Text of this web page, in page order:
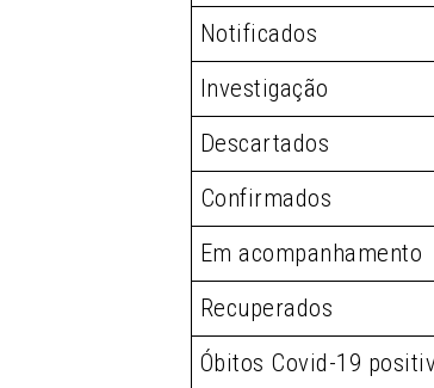
Notificados
Investigação
Descartados
Confirmados
Em acompanhamento
Recuperados
Óbitos Covid-19